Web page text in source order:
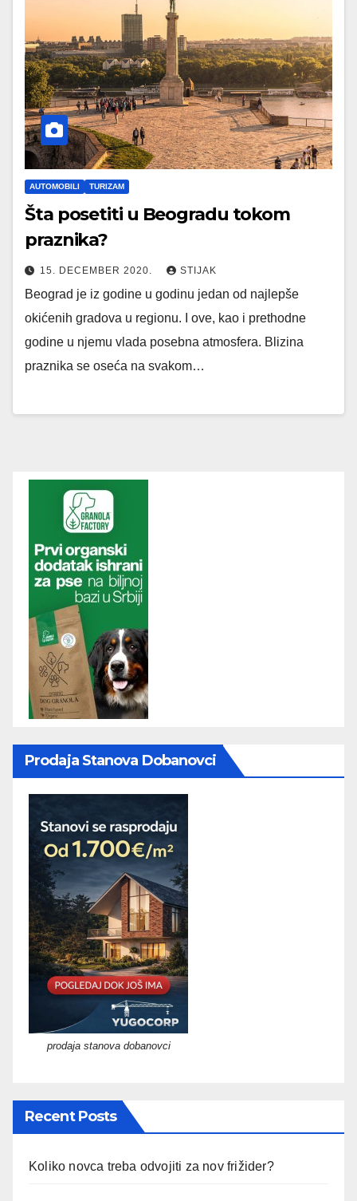
AUTOMOBILI TURIZAM
Šta posetiti u Beogradu tokom
praznika?
15. DECEMBER 2020. STIJAK
Beograd je iz godine u godinu jedan od najlepše
okićenih gradova u regionu. I ove, kao i prethodne
godine u njemu vlada posebna atmosfera. Blizina
praznika se oseća na svakom…
Prodaja Stanova Dobanovci
prodaja stanova dobanovci
Recent Posts
Koliko novca treba odvojiti za nov frižider?